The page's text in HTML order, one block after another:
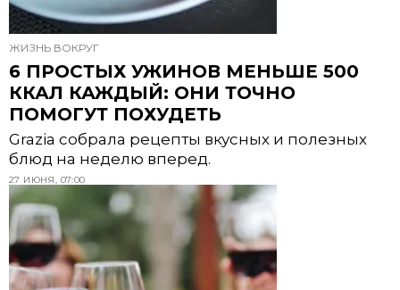
ЖИЗНЬ ВОКРУГ
6 ПРОСТЫХ УЖИНОВ МЕНЬШЕ 500
ККАЛ КАЖДЫЙ: ОНИ ТОЧНО
ПОМОГУТ ПОХУДЕТЬ
Grazia собрала рецепты вкусных и полезных
блюд на неделю вперед.
27 ИЮНЯ, 07:00